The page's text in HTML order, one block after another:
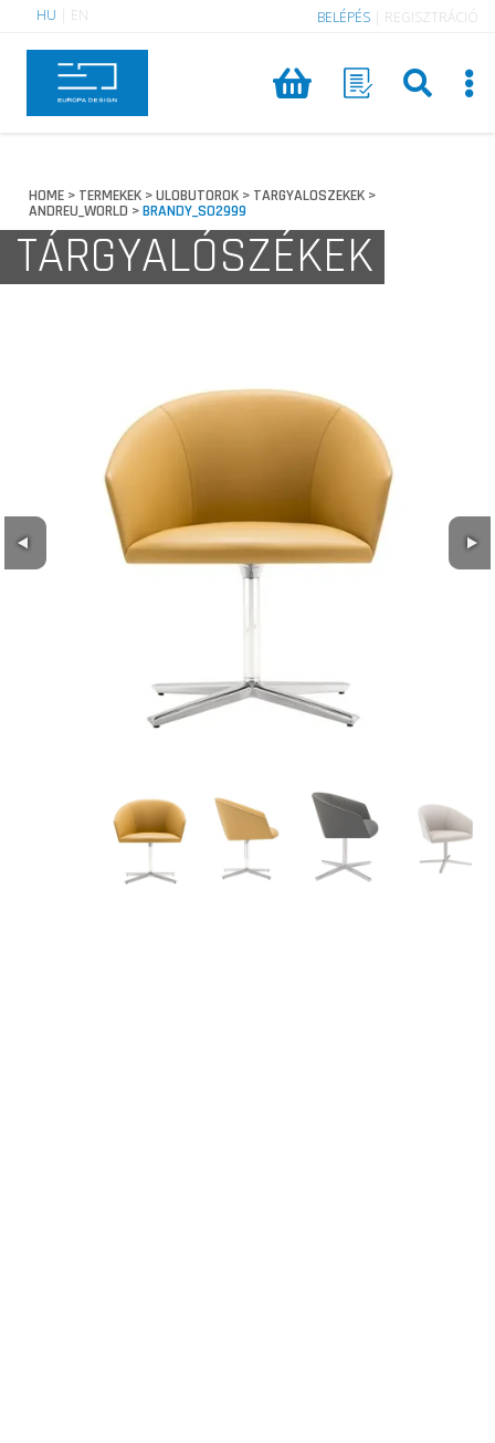
HU EN BELÉPÉS REGISZTRÁCIÓ
HOME > TERMEKEK >ULOBUTOROK > TARGYALOSZEKEK >
ANDREU_WORLD >BRANDY_SO2999
TÁRGYALÓSZÉKEK